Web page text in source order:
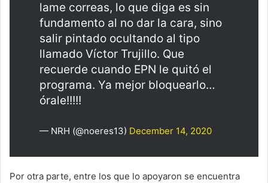
lame correas, lo que diga es sin
fundamento al no dar la cara, sino
salir pintado ocultando al tipo
llamado Víctor Trujillo. Que
recuerde cuando EPN le quitó el
programa. Ya mejor bloquearlo…
órale!!!!!
— NRH (@noeres13) December 14, 2020
Por otra parte, entre los que lo apoyaron se encuentra